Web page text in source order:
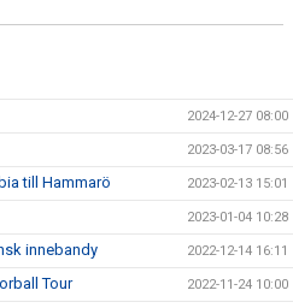
2024-12-27 08:00
2023-03-17 08:56
till Hammarö 2023-02-13 15:01
2023-01-04 10:28
innebandy 2022-12-14 16:11
Tour 2022-11-24 10:00